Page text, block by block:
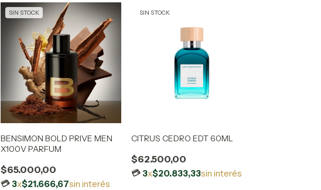
SIN STOCK
BENSIMON BOLD PRIVE MEN
X100V PARFUM
$65.000,00
3x$21.666,67sin interés
SIN STOCK
CITRUS CEDRO EDT 60ML
$62.500,00
3x$20.833,33sin interés